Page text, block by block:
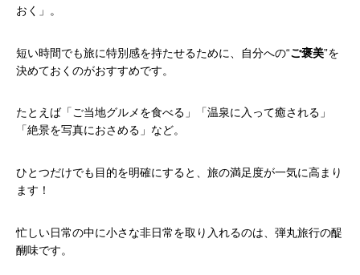
おく」。
短い時間でも旅に特別感を持たせるために、自分への“ご褒美”を
決めておくのがおすすめです。
たとえば「ご当地グルメを食べる」「温泉に入って癒される」
「絶景を写真におさめる」など。
ひとつだけでも目的を明確にすると、旅の満足度が一気に高まり
ます！
忙しい日常の中に小さな非日常を取り入れるのは、弾丸旅行の醍
醐味です。